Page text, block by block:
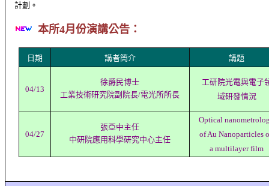
計劃 。
本所4月份演講公告：
日期 講者簡介 講題
04/13
徐爵民博士
工業技術研究院副院長/電光所所長
工研院光電與電子
域研發情況
04/27
張亞中主任
中研院應用科學研究中心主任
Optical
of Au Nanoparticles
a multilayer film